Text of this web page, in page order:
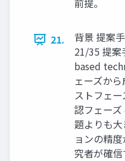
前提。
21.
背景 提案
21/35 提
based
ェーズか
ストフェ
認フェー
題よりも
ョンの精
究者が確